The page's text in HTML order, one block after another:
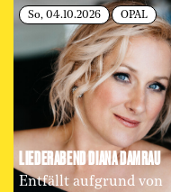
So, 04.10.2026 OPAL
LIEDERABEND DIANA DAMRAU
Entfällt aufgrund von